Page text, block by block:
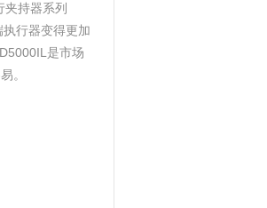
持器系列
行器变得更加
是市场
。